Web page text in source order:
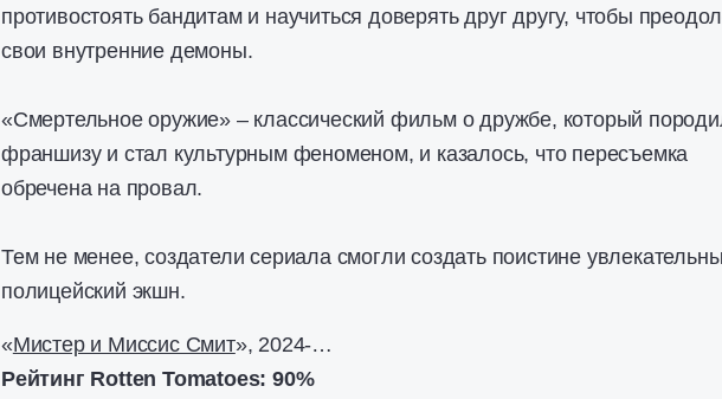
противостоять бандитам и научиться доверять друг другу, чтобы
свои внутренние демоны.
«Смертельное оружие» – классический фильм о дружбе, который
франшизу и стал культурным феноменом, и казалось, что пересъемка
обречена на провал.
Тем не менее, создатели сериала смогли создать поистине
полицейский экшн.
«Мистер и Миссис Смит», 2024-…
Рейтинг Rotten Tomatoes: 90%